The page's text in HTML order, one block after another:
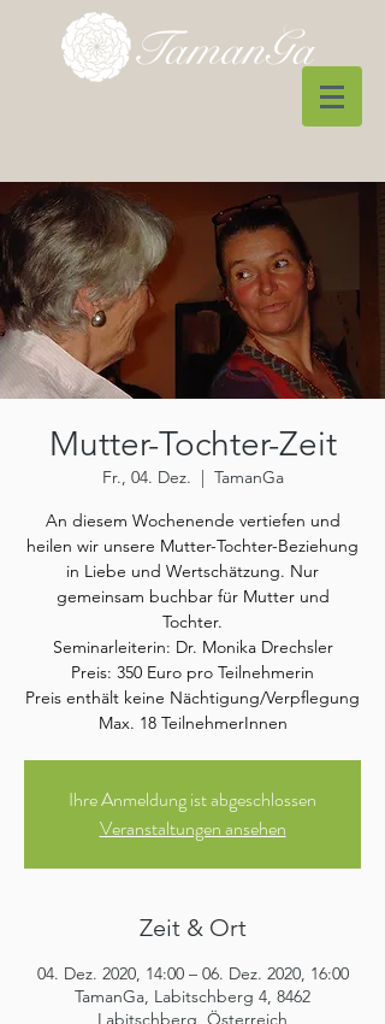
Mutter-Tochter-Zeit
Fr., 04. Dez.
  |
TamanGa
An diesem Wochenende vertiefen und
heilen wir unsere Mutter-Tochter-Beziehung
in Liebe und Wertschätzung. Nur
gemeinsam buchbar für Mutter und
Tochter.
Seminarleiterin: Dr. Monika Drechsler
Preis: 350 Euro pro Teilnehmerin
Preis enthält keine Nächtigung/Verpflegung
Max. 18 TeilnehmerInnen
Ihre Anmeldung ist abgeschlossen
Veranstaltungen ansehen
Zeit & Ort
04. Dez. 2020, 14:00 – 06. Dez. 2020, 16:00
TamanGa, Labitschberg 4, 8462
Labitschberg, Österreich